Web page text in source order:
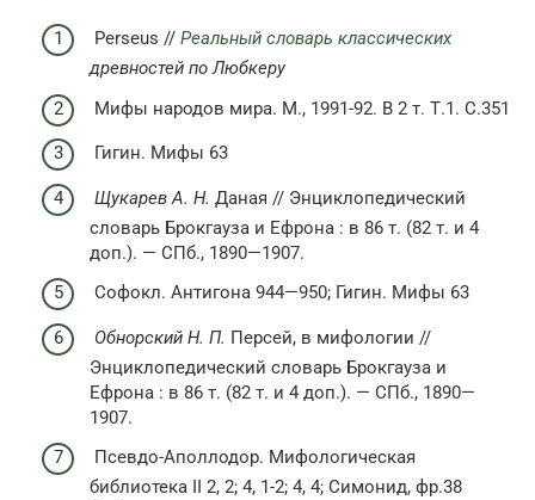
Perseus // Реальный словарь классических
древностей по Любкеру
Мифы народов мира. М., 1991-92. В 2 т. Т.1. С.351
Гигин. Мифы 63
Щукарев А. Н. Даная // Энциклопедический
словарь Брокгауза и Ефрона : в 86 т. (82 т. и 4
доп.). — СПб., 1890—1907.
Софокл. Антигона 944—950; Гигин. Мифы 63
Обнорский Н. П. Персей, в мифологии //
Энциклопедический словарь Брокгауза и
Ефрона : в 86 т. (82 т. и 4 доп.). — СПб., 1890—
1907.
Псевдо-Аполлодор. Мифологическая
библиотека II 2, 2; 4, 1-2; 4, 4; Симонид, фр.38